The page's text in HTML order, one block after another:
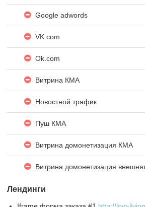
Google adwords
VK.com
Ok.com
Витрина КМА
Новостной трафик
Пуш КМА
Витрина домонетизация КМА
Витрина домонетизация
Лендинги